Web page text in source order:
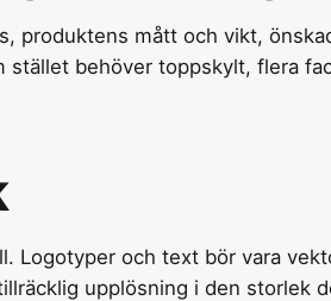
produktens mått och vikt,
stället behöver toppskylt, flera
Logotyper och text bör vara
upplösning i den storlek